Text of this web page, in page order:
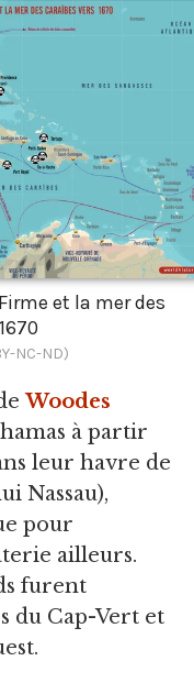
et la mer des
NC-ND)
Woodes
à partir
leur havre de
Nassau),
pour
ailleurs.
furent
du Cap-Vert et